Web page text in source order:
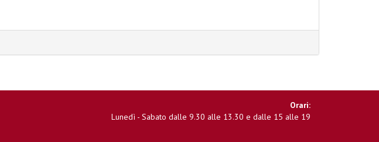
Orari:
Lunedì - Sabato dalle 9.30 alle 13.30 e dalle 15 alle 19